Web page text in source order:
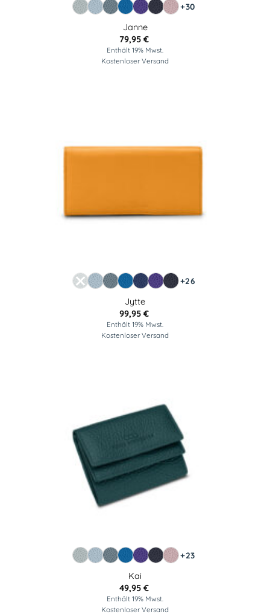
+30
Janne
79,95 €
Enthält 19% Mwst.
Kostenloser Versand
+26
Jytte
99,95 €
Enthält 19% Mwst.
Kostenloser Versand
+23
Kai
49,95 €
Enthält 19% Mwst.
Kostenloser Versand